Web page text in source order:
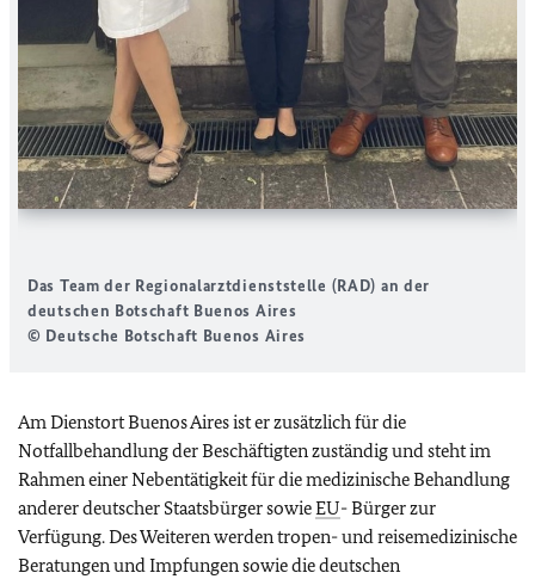
Das Team der Regionalarztdienststelle (RAD) an der
deutschen Botschaft Buenos Aires
© Deutsche Botschaft Buenos Aires
Am Dienstort Buenos Aires ist er zusätzlich für die
Notfallbehandlung der Beschäftigten zuständig und steht im
Rahmen einer Nebentätigkeit für die medizinische Behandlung
anderer deutscher Staatsbürger sowieEU- Bürger zur
Verfügung. Des Weiteren werden tropen- und reisemedizinische
Beratungen und Impfungen sowie die deutschen